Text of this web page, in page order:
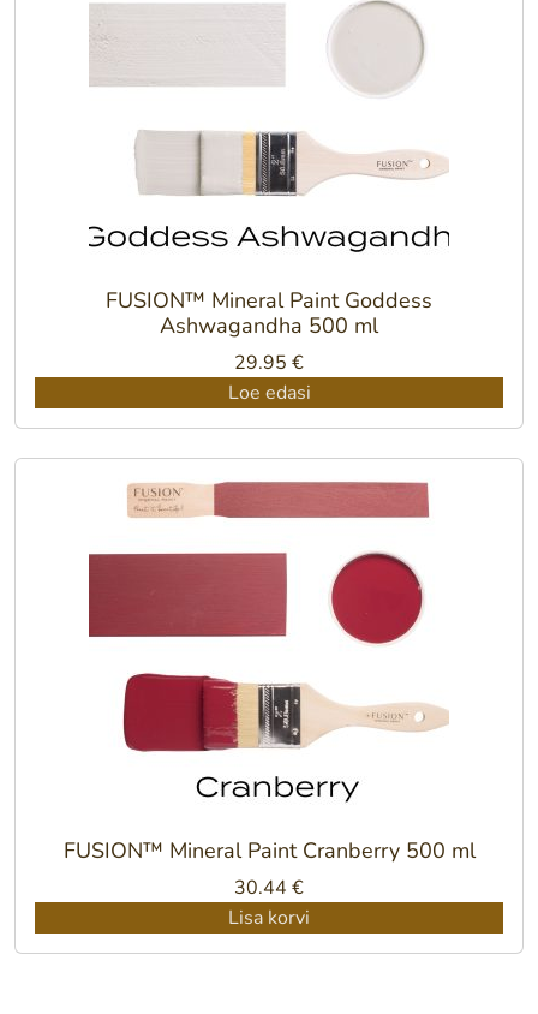
FUSION™ Mineral Paint Goddess
Ashwagandha 500 ml
29.95 €
Loe edasi
FUSION™ Mineral Paint Cranberry 500 ml
30.44 €
Lisa korvi